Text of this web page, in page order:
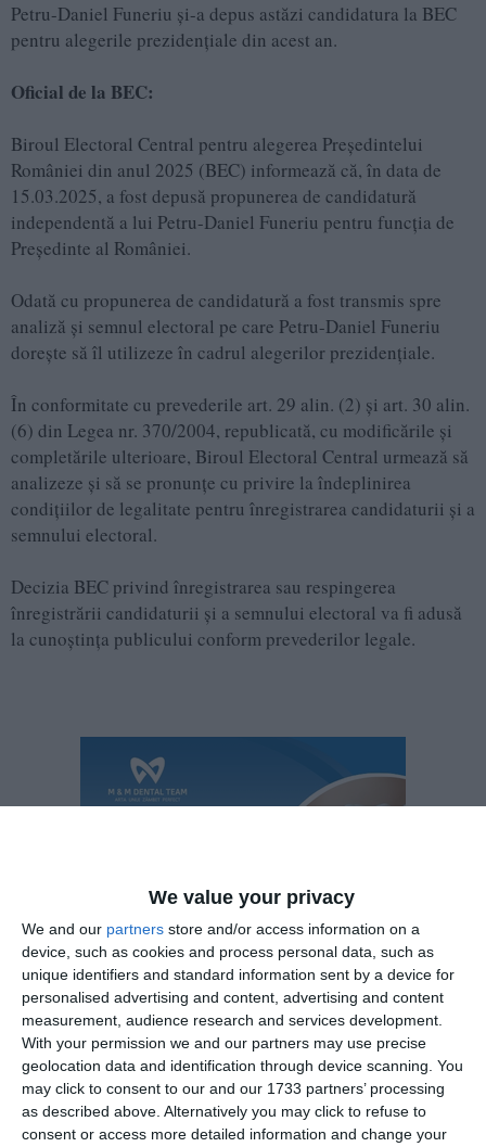
We value your privacy
We and our partners store and/or access information on a
device, such as cookies and process personal data, such as
unique identifiers and standard information sent by a device for
personalised advertising and content, advertising and content
measurement, audience research and services development.
With your permission we and our partners may use precise
geolocation data and identification through device scanning. You
may click to consent to our and our 1733 partners’ processing
as described above. Alternatively you may click to refuse to
consent or access more detailed information and change your
Petru-Daniel Funeriu și-a depus astăzi candidatura la BEC
pentru alegerile prezidențiale din acest an.
Oficial de la BEC:
Biroul Electoral Central pentru alegerea Președintelui
României din anul 2025 (BEC) informează că, în data de
15.03.2025, a fost depusă propunerea de candidatură
independentă a lui Petru-Daniel Funeriu pentru funcția de
Președinte al României.
Odată cu propunerea de candidatură a fost transmis spre
analiză și semnul electoral pe care Petru-Daniel Funeriu
dorește să îl utilizeze în cadrul alegerilor prezidențiale.
În conformitate cu prevederile art. 29 alin. (2) și art. 30 alin.
(6) din Legea nr. 370/2004, republicată, cu modificările și
completările ulterioare, Biroul Electoral Central urmează să
analizeze și să se pronunțe cu privire la îndeplinirea
condițiilor de legalitate pentru înregistrarea candidaturii și a
semnului electoral.
Decizia BEC privind înregistrarea sau respingerea
înregistrării candidaturii și a semnului electoral va fi adusă
la cunoștința publicului conform prevederilor legale.